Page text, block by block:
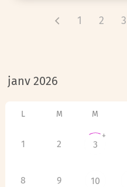
1 2 3
L M M
1 2 3
+
8 9 10